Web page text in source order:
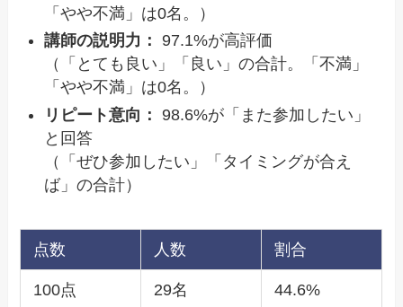
「やや不満」は0名。）
講師の説明力： 97.1%が高評価
（「とても良い」「良い」の合計。「不満」
「やや不満」は0名。）
リピート意向： 98.6%が「また参加したい」
と回答
（「ぜひ参加したい」「タイミングが合え
ば」の合計）
点数 人数 割合
100点 29名 44.6%